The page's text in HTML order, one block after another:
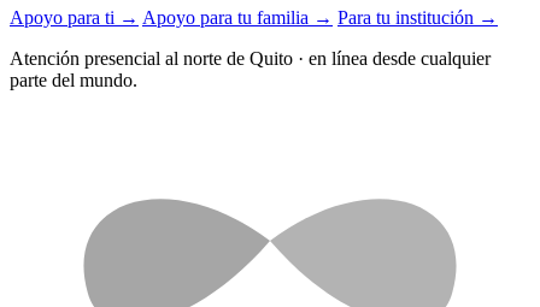
Apoyo para ti → Apoyo para tu familia → Para tu institución →
Atención presencial al norte de Quito · en línea desde cualquier
parte del mundo.